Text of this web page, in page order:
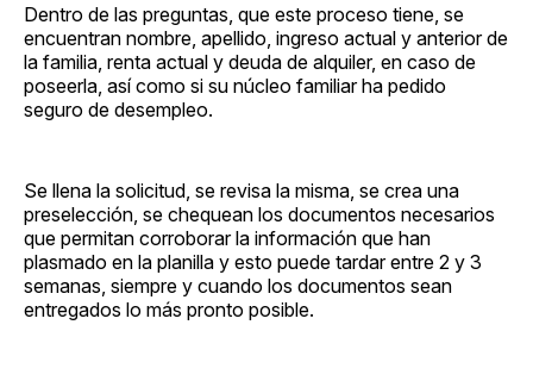
Dentro de las preguntas, que este proceso tiene, se
encuentran nombre, apellido, ingreso actual y anterior de
la familia, renta actual y deuda de alquiler, en caso de
poseerla, así como si su núcleo familiar ha pedido
seguro de desempleo.
Se llena la solicitud, se revisa la misma, se crea una
preselección, se chequean los documentos necesarios
que permitan corroborar la información que han
plasmado en la planilla y esto puede tardar entre 2 y 3
semanas, siempre y cuando los documentos sean
entregados lo más pronto posible.